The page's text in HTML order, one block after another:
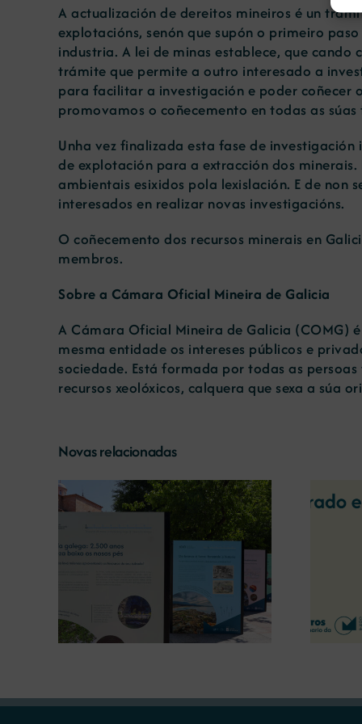
A actualización de dereitos mineiros é un
explotacións, senón que supón o primeiro
industria. A lei de minas establece, que
trámite que permite a outro interesado a
para facilitar a investigación e poder coñecer
promovamos o coñecemento en todas as súas
Unha vez finalizada esta fase de
de explotación para a extracción dos
ambientais esixidos pola lexislación. E de non
interesados en realizar novas investigacións.
O coñecemento dos recursos minerais en
membros.
Sobre a Cámara Oficial Mineira de Galicia
A Cámara Oficial Mineira de Galicia (COMG)
mesma entidade os intereses públicos e
sociedade. Está formada por todas as
recursos xeolóxicos, calquera que sexa a súa
Novas relacionadas
A COMG reúne a dous
líderes empresarias con
motivo do seu Centenario
para debater sobre o futuro
do rural galego